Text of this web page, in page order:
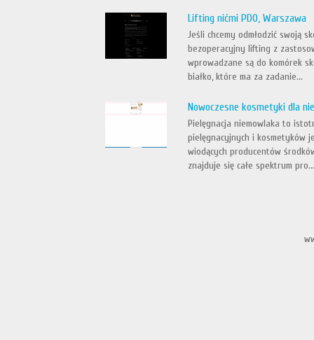
Lifting nićmi PDO, Warszawa
Jeśli chcemy odmłodzić swoją
bezoperacyjny lifting z
wprowadzane są do komórek
białko, które ma za zadanie...
Nowoczesne kosmetyki dla
Pielęgnacja niemowlaka to
pielęgnacyjnych i kosmetyków
wiodących producentów
znajduje się całe spektrum